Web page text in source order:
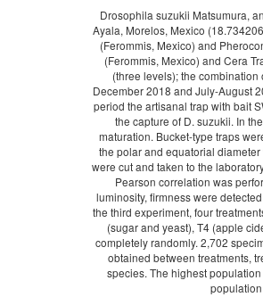
Drosophila suzukii Matsumura,
Ayala, Morelos, Mexico
(Ferommis, Mexico) and
(Ferommis, Mexico) and Cera
(three levels); the
December 2018 and July-August
period the artisanal trap with bait
the capture of D. suzukii. In
maturation. Bucket-type traps
the polar and equatorial
were cut and taken to the
Pearson correlation was
luminosity, firmness were
the third experiment, four
(sugar and yeast), T4 (apple
completely randomly. 2,702
obtained between treatments,
species. The highest